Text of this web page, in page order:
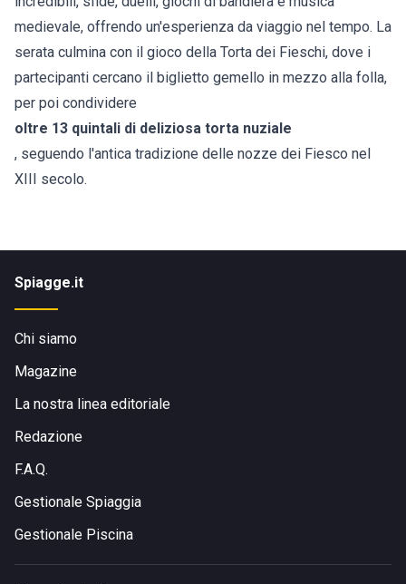
medievale, offrendo un'esperienza da viaggio nel tempo. La
serata culmina con il gioco della Torta dei Fieschi, dove i
partecipanti cercano il biglietto gemello in mezzo alla folla,
per poi condividere
oltre 13 quintali di deliziosa torta nuziale
, seguendo l'antica tradizione delle nozze dei Fiesco nel
XIII secolo.
Spiagge.it
Chi siamo
Magazine
La nostra linea editoriale
Redazione
F.A.Q.
Gestionale Spiaggia
Gestionale Piscina